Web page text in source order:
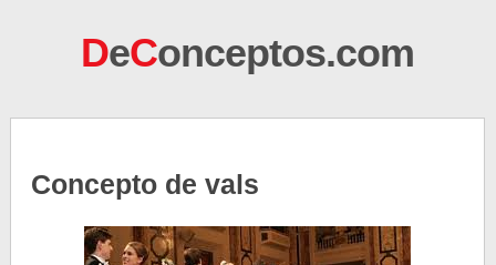
DeConceptos.com
Concepto de vals